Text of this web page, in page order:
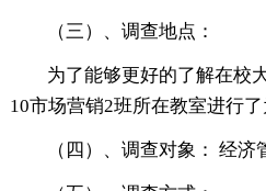
（三）、调查地点：
为了能够更好的了解在校
10市场营销2班所在教室进行了
（四）、调查对象： 经济